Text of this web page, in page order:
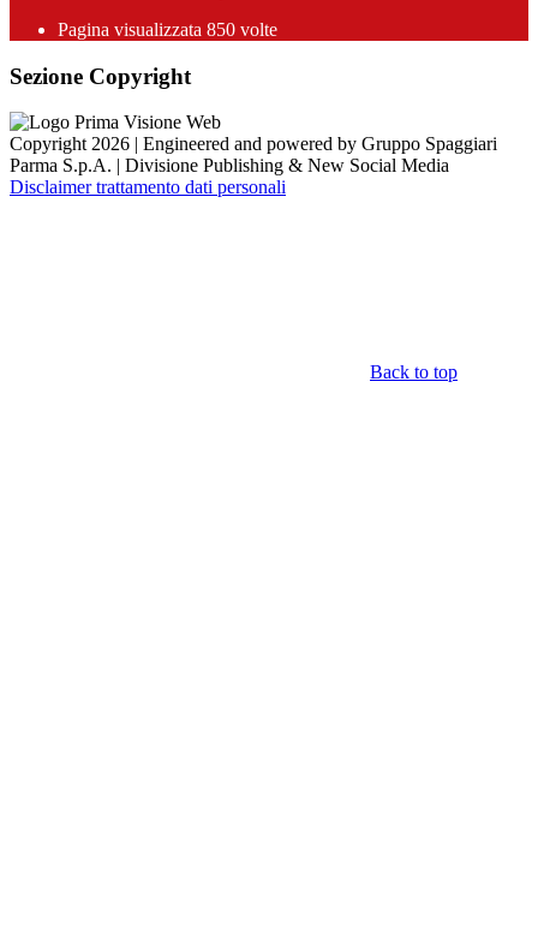
Pagina visualizzata 850 volte
Sezione Copyright
Copyright 2026 | Engineered and powered by Gruppo Spaggiari
Parma S.p.A. | Divisione Publishing & New Social Media
Disclaimer trattamento dati personali
Back to top